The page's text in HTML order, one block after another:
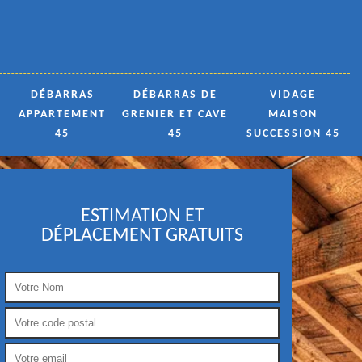
DÉBARRAS
APPARTEMENT
45
DÉBARRAS DE
GRENIER ET CAVE
45
VIDAGE
MAISON
SUCCESSION 45
ESTIMATION ET
DÉPLACEMENT GRATUITS